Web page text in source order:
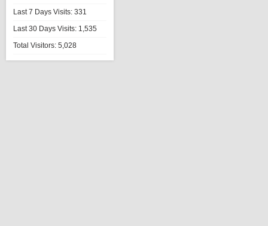
Last 7 Days Visits: 331
Last 30 Days Visits: 1,535
Total Visitors: 5,028